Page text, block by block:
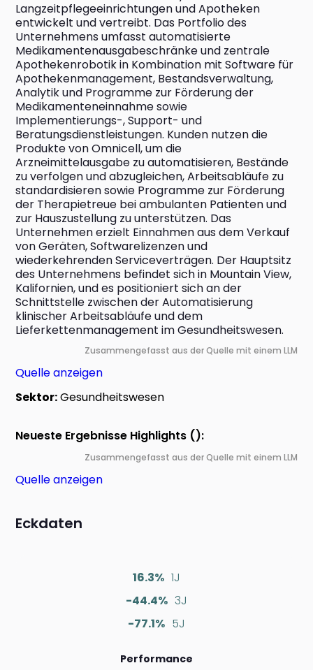
Langzeitpflegeeinrichtungen und Apotheken
entwickelt und vertreibt. Das Portfolio des
Unternehmens umfasst automatisierte
Medikamentenausgabeschränke und zentrale
Apothekenrobotik in Kombination mit Software für
Apothekenmanagement, Bestandsverwaltung,
Analytik und Programme zur Förderung der
Medikamenteneinnahme sowie
Implementierungs-, Support- und
Beratungsdienstleistungen. Kunden nutzen die
Produkte von Omnicell, um die
Arzneimittelausgabe zu automatisieren, Bestände
zu verfolgen und abzugleichen, Arbeitsabläufe zu
standardisieren sowie Programme zur Förderung
der Therapietreue bei ambulanten Patienten und
zur Hauszustellung zu unterstützen. Das
Unternehmen erzielt Einnahmen aus dem Verkauf
von Geräten, Softwarelizenzen und
wiederkehrenden Serviceverträgen. Der Hauptsitz
des Unternehmens befindet sich in Mountain View,
Kalifornien, und es positioniert sich an der
Schnittstelle zwischen der Automatisierung
klinischer Arbeitsabläufe und dem
Lieferkettenmanagement im Gesundheitswesen.
Zusammengefasst aus der Quelle mit einem LLM
Quelle anzeigen
Sektor:Gesundheitswesen
Neueste Ergebnisse Highlights ():
Zusammengefasst aus der Quelle mit einem LLM
Quelle anzeigen
Eckdaten
16.3% 1J
-44.4% 3J
-77.1% 5J
Performance